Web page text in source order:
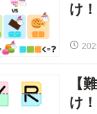
け
【
け